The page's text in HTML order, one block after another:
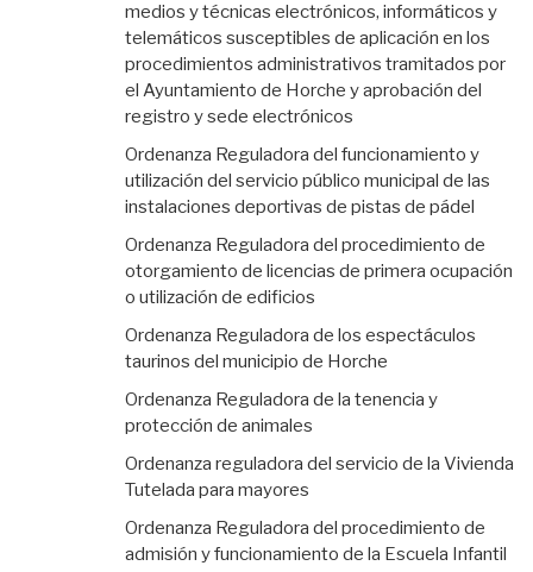
medios y técnicas electrónicos, informáticos y
telemáticos susceptibles de aplicación en los
procedimientos administrativos tramitados por
el Ayuntamiento de Horche y aprobación del
registro y sede electrónicos
Ordenanza Reguladora del funcionamiento y
utilización del servicio público municipal de las
instalaciones deportivas de pistas de pádel
Ordenanza Reguladora del procedimiento de
otorgamiento de licencias de primera ocupación
o utilización de edificios
Ordenanza Reguladora de los espectáculos
taurinos del municipio de Horche
Ordenanza Reguladora de la tenencia y
protección de animales
Ordenanza reguladora del servicio de la Vivienda
Tutelada para mayores
Ordenanza Reguladora del procedimiento de
admisión y funcionamiento de la Escuela Infantil